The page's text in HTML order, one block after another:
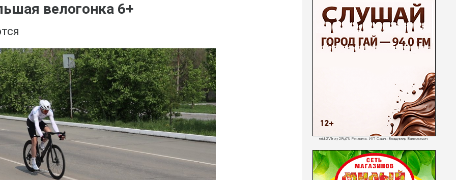
велогонка 6+
erid:2Vfnxy2Rg7U Реклама. ИП Савин Владимир Валерьевич